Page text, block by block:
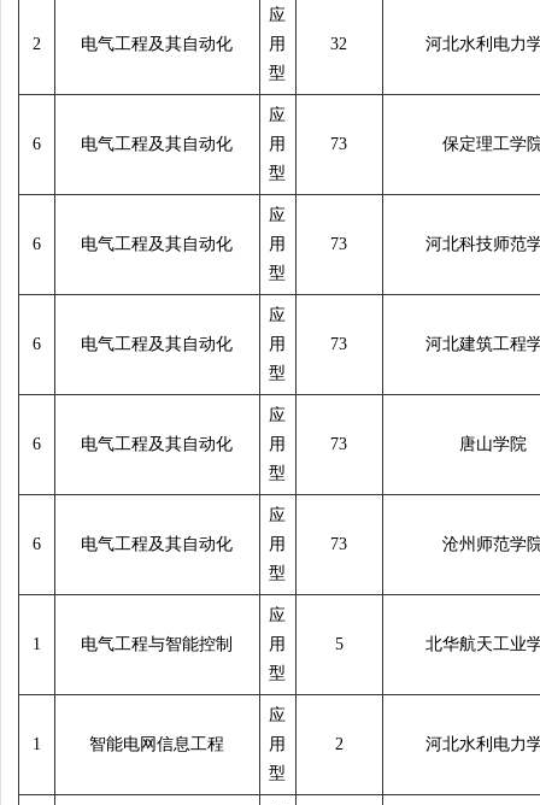
2 电气工程及其自动化
应
用
型
32 河北水利电力
6 电气工程及其自动化
应
用
型
73 保定理工学
6 电气工程及其自动化
应
用
型
73 河北科技师范
6 电气工程及其自动化
应
用
型
73 河北建筑工程
6 电气工程及其自动化
应
用
型
73 唐山学院
6 电气工程及其自动化
应
用
型
73 沧州师范学
1 电气工程与智能控制
应
用
型
5 北华航天工业
1 智能电网信息工程
应
用
型
2 河北水利电力